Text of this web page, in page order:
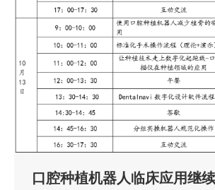
口腔种植机器人临床应用继